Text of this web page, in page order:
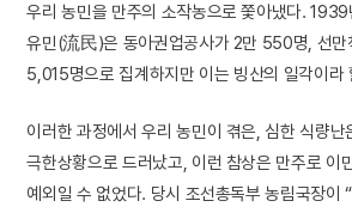
우리 농민을 만주의 소작농으로 쫓아냈다.
유민(流民)은 동아권업공사가 2만 550명, 선만
5,015명으로 집계하지만 이는 빙산의 일각이라
이러한 과정에서 우리 농민이 겪은, 심한 식량난
극한상황으로 드러났고, 이런 참상은 만주로 이
예외일 수 없었다. 당시 조선총독부 농림국장이